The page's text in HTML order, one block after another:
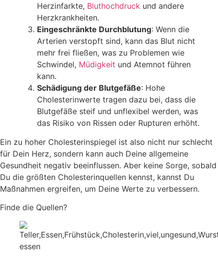
Herzinfarkte, Bluthochdruckund andere
Herzkrankheiten.
Eingeschränkte Durchblutung: Wenn die
Arterien verstopft sind, kann das Blut nicht
mehr frei fließen, was zu Problemen wie
Schwindel, Müdigkeit und Atemnot führen
kann.
Schädigung der Blutgefäße: Hohe
Cholesterinwerte tragen dazu bei, dass die
Blutgefäße steif und unflexibel werden, was
das Risiko von Rissen oder Rupturen erhöht.
Ein zu hoher Cholesterinspiegel ist also nicht nur schlecht
für Dein Herz, sondern kann auch Deine allgemeine
Gesundheit negativ beeinflussen. Aber keine Sorge, sobald
Du die größten Cholesterinquellen kennst, kannst Du
Maßnahmen ergreifen, um Deine Werte zu verbessern.
Finde die Quellen?